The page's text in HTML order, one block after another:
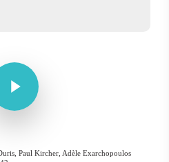
Video
Paul Kircher, Adèle Exarchopoulos